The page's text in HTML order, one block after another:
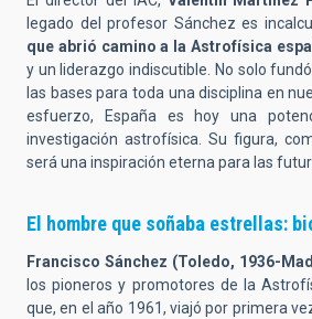
legado del profesor Sánchez es
que abrió camino a la Astrofísica
y un liderazgo indiscutible. No solo
las bases para toda una disciplina en
esfuerzo, España es hoy una
investigación astrofísica. Su figura,
será una inspiración eterna para las
El hombre que soñaba estrellas:
Francisco Sánchez (Toledo, 1936-
los pioneros y promotores de la
que, en el año 1961, viajó por primera